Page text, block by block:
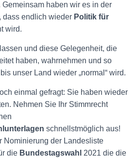
haben wir es in der
dass endlich wieder Politik für
wird.
und diese Gelegenheit, die
haben, wahrnehmen und so
unser Land wieder „normal“ wird.
einmal gefragt: Sie haben wieder
Nehmen Sie Ihr Stimmrecht
schnellstmöglich aus!
Nominierung der Landesliste
die Bundestagswahl 2021 die die